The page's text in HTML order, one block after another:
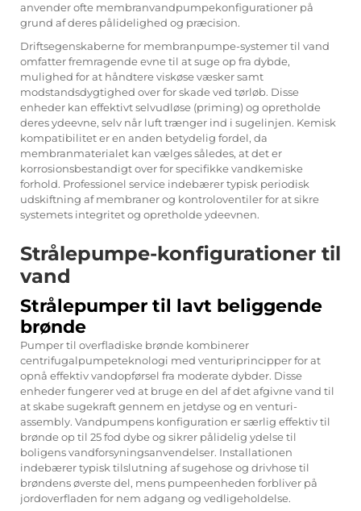
anvender ofte membranvandpumpekonfigurationer på
grund af deres pålidelighed og præcision.
Driftsegenskaberne for membranpumpe-systemer til vand
omfatter fremragende evne til at suge op fra dybde,
mulighed for at håndtere viskøse væsker samt
modstandsdygtighed over for skade ved tørløb. Disse
enheder kan effektivt selvudløse (priming) og opretholde
deres ydeevne, selv når luft trænger ind i sugelinjen. Kemisk
kompatibilitet er en anden betydelig fordel, da
membranmaterialet kan vælges således, at det er
korrosionsbestandigt over for specifikke vandkemiske
forhold. Professionel service indebærer typisk periodisk
udskiftning af membraner og kontroloventiler for at sikre
systemets integritet og opretholde ydeevnen.
Strålepumpe-konfigurationer til
vand
Strålepumper til lavt beliggende
brønde
Pumper til overfladiske brønde kombinerer
centrifugalpumpeteknologi med venturiprincipper for at
opnå effektiv vandopførsel fra moderate dybder. Disse
enheder fungerer ved at bruge en del af det afgivne vand til
at skabe sugekraft gennem en jetdyse og en venturi-
assembly. Vandpumpens konfiguration er særlig effektiv til
brønde op til 25 fod dybe og sikrer pålidelig ydelse til
boligens vandforsyningsanvendelser. Installationen
indebærer typisk tilslutning af sugehose og drivhose til
brøndens øverste del, mens pumpeenheden forbliver på
jordoverfladen for nem adgang og vedligeholdelse.